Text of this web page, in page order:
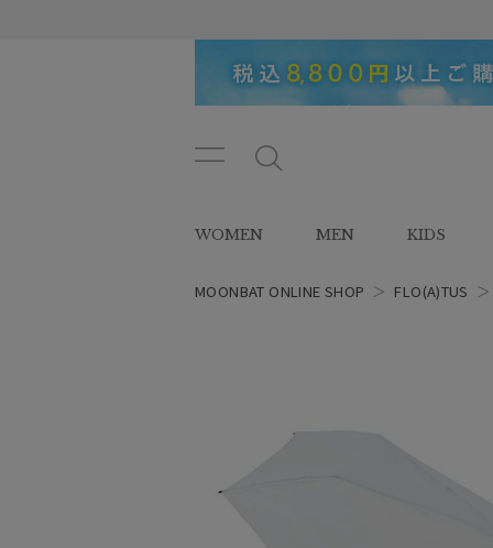
ン
ュ
ー
タ
WOMEN MEN KIDS
MOONBAT ONLINE SHOP ＞ FLO(A)TUS